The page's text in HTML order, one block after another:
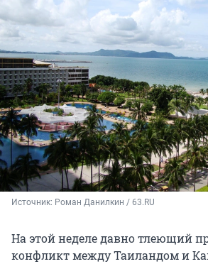
Источник: Роман Данилкин / 63.RU
На этой неделе давно тлеющий
конфликт между Таиландом и